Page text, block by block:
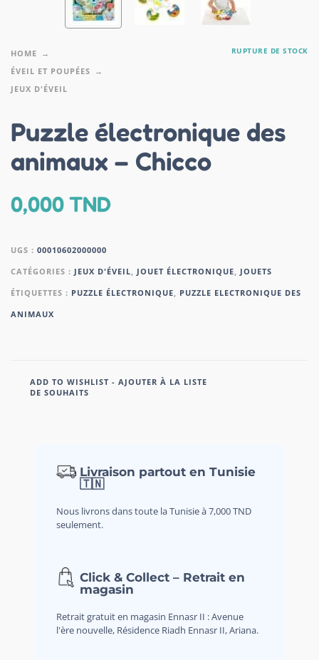
HOME
ÉVEIL ET POUPÉES
JEUX D'ÉVEIL
RUPTURE DE STOCK
Puzzle électronique des
animaux – Chicco
0,000TND
UGS : 00010602000000
CATÉGORIES : JEUX D'ÉVEIL JOUET ÉLECTRONIQUE
JOUETS
ÉTIQUETTES : PUZZLE ÉLECTRONIQUE
PUZZLE ELECTRONIQUE DES
ANIMAUX
ADD TO WISHLIST - AJOUTER À LA LISTE
DE SOUHAITS
Livraison partout en Tunisie
🇹🇳
Nous livrons dans toute la Tunisie à 7,000 TND
seulement.
Click & Collect – Retrait en
magasin
Retrait gratuit en magasin Ennasr II : Avenue
l'ère nouvelle, Résidence Riadh Ennasr II, Ariana.